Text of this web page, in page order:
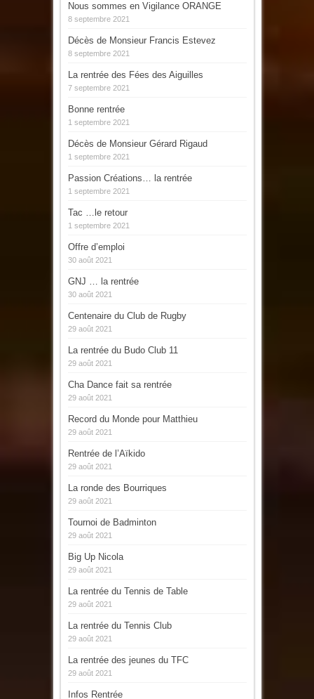
Nous sommes en Vigilance ORANGE
8 septembre 2021
Décès de Monsieur Francis Estevez
8 septembre 2021
La rentrée des Fées des Aiguilles
7 septembre 2021
Bonne rentrée
1 septembre 2021
Décès de Monsieur Gérard Rigaud
1 septembre 2021
Passion Créations… la rentrée
1 septembre 2021
Tac …le retour
1 septembre 2021
Offre d’emploi
30 août 2021
GNJ … la rentrée
30 août 2021
Centenaire du Club de Rugby
29 août 2021
La rentrée du Budo Club 11
29 août 2021
Cha Dance fait sa rentrée
29 août 2021
Record du Monde pour Matthieu
29 août 2021
Rentrée de l’Aïkido
29 août 2021
La ronde des Bourriques
29 août 2021
Tournoi de Badminton
29 août 2021
Big Up Nicola
29 août 2021
La rentrée du Tennis de Table
29 août 2021
La rentrée du Tennis Club
29 août 2021
La rentrée des jeunes du TFC
29 août 2021
Infos Rentrée